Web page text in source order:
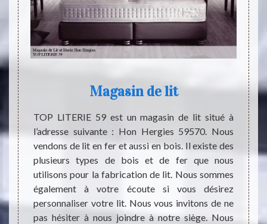
le lit
bien
Magasin de lit
TOP LITERIE 59 est un magasin de lit situé à
l’adresse suivante : Hon Hergies 59570. Nous
vendons de lit en fer et aussi en bois. Il existe des
plusieurs types de bois et de fer que nous
utilisons pour la fabrication de lit. Nous sommes
également à votre écoute si vous désirez
personnaliser votre lit. Nous vous invitons de ne
pas hésiter à nous joindre à notre siège. Nous
lit.